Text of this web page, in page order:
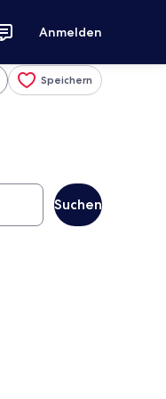
Anmelden
Speichern
Suchen